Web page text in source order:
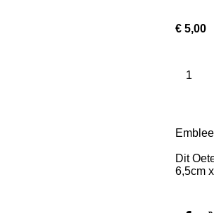
€ 5,00
Dit
6,5cm